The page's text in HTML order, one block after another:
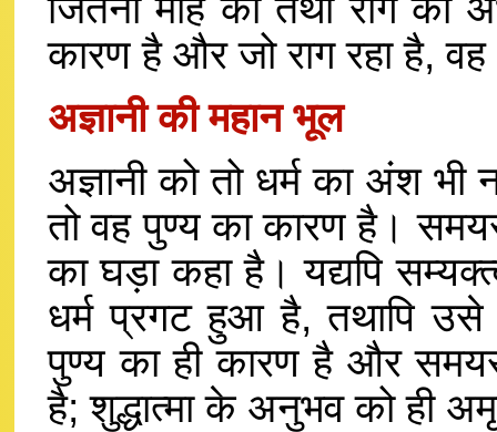
कारण है और जो राग रहा है, वह
अज्ञानी की महान भूल
अज्ञानी को तो धर्म का अंश
तो वह पुण्य का कारण है।
का घड़ा कहा है। यद्यपि
धर्म प्रगट हुआ है, तथापि उसे
पुण्य का ही कारण है और
है; शुद्धात्मा के अनुभव को ही